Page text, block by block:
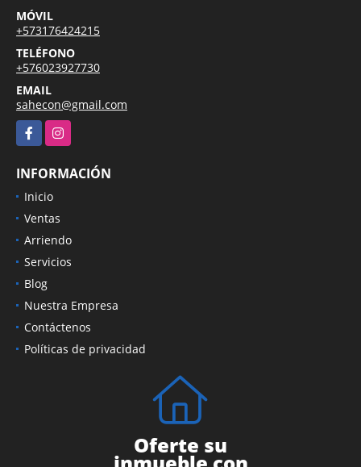
MÓVIL
+573176424215
TELÉFONO
+576023927730
EMAIL
sahecon@gmail.com
FacebookInstagram
INFORMACIÓN
Inicio
Ventas
Arriendo
Servicios
Blog
Nuestra Empresa
Contáctenos
Políticas de privacidad
Oferte su